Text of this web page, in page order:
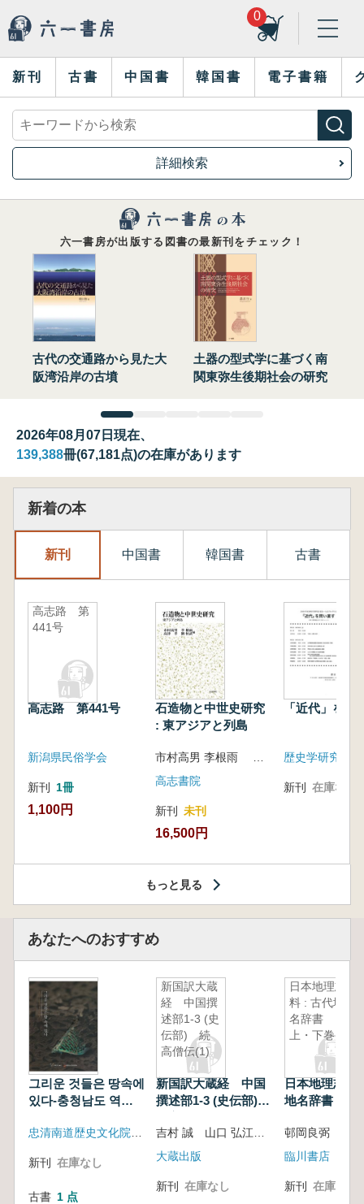
0
新刊 古書 中国書 韓国書 電子書籍
詳細検索
六一書房が出版する図書の最新刊をチェック！
古代の交通路から見た大
阪湾沿岸の古墳
土器の型式学に基づく南
関東弥生後期社会の研究
2026年08月07日現在、
139,388冊(67,181点)の在庫があります
新着の本
新刊 中国書 韓国書 古書
高志路 第
441号
高志路 第441号
新潟県民俗学会
新刊 1冊
1,100円
石造物と中世史研究
: 東アジアと列島
高志書院
新刊 未刊
16,500円
「近代」を問
歴史学研究会
新刊 在庫なし
もっと見る
あなたへのおすすめ
그리운 것들은 땅속에
있다-충청남도 역사
문화재 (懐かしいも
南道歴史文化院新発
新刊 在庫なし
古書 1 点
新国訳大蔵
経 中国撰
述部1-3 (史
伝部) 続
高僧伝(1)
新国訳大蔵経 中国
撰述部1-3 (史伝部)
大蔵出版
新刊 在庫なし
日本地理志
料 : 古代地
名辞書
上・下巻
日本地理志料
地名辞書 上
臨川書店
新刊 在庫なし